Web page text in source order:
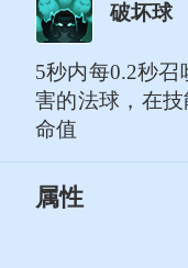
破坏球
5秒内每0.2秒
害的法球，在
命值
属性